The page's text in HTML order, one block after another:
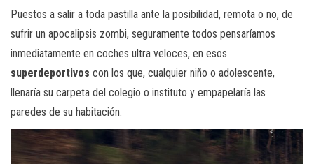
Puestos a salir a toda pastilla ante la posibilidad, remota o no, de
sufrir un apocalipsis zombi, seguramente todos pensaríamos
inmediatamente en coches ultra veloces, en esos
superdeportivos con los que, cualquier niño o adolescente,
llenaría su carpeta del colegio o instituto y empapelaría las
paredes de su habitación.